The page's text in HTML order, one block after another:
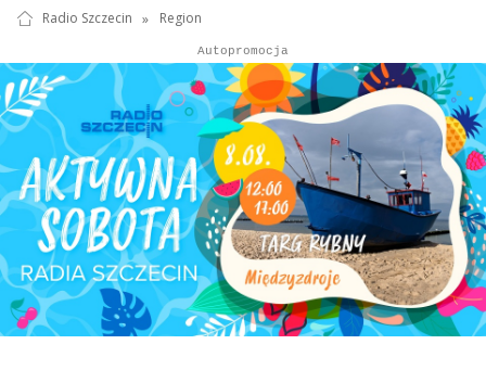
Radio Szczecin » Region
Autopromocja
Autopromocja
Reklama